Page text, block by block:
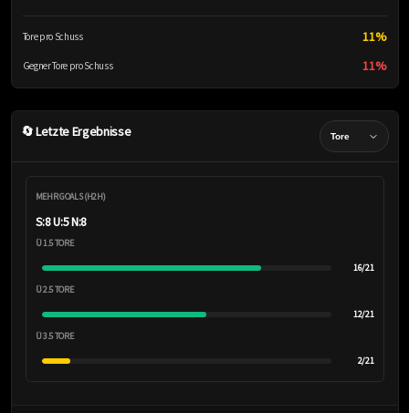
Tore pro Schuss 11%
Gegner Tore pro Schuss 11%
🔄 Letzte Ergebnisse
MEHR GOALS (H2H)
S:8 U:5 N:8
Ü 1.5 TORE
16/21
Ü 2.5 TORE
12/21
Ü 3.5 TORE
2/21